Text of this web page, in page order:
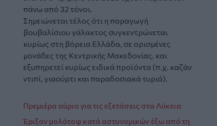
πάνω από 32 τόνοι.
Σημειώνεται τέλος ότι η παραγωγή
βουβαλίσιου γάλακτος συγκεντρώνεται
κυρίως στη βόρεια Ελλάδα, σε ορισμένες
μονάδες της Κεντρικής Μακεδονίας, και
εξυπηρετεί κυρίως ειδικά προϊόντα (π.χ. καζάν
ντιπί, γιαούρτι και παραδοσιακά τυριά).
Πρεμιέρα αύριο για τις εξετάσεις στα Λύκεια
Έριξαν μολότοφ κατά αστυνομικών έξω από τη